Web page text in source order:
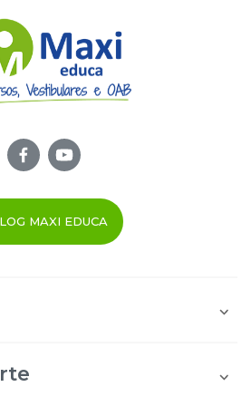
MAXI EDUCA